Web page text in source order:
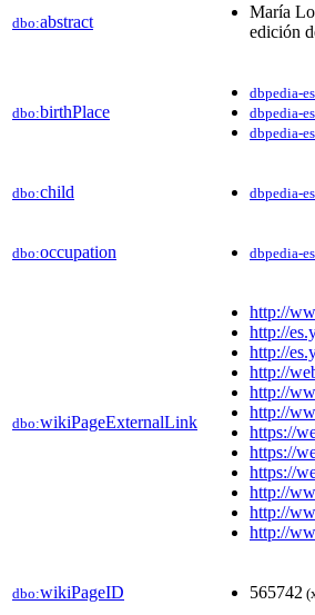
dbo:abstract
María
edición
dbo:birthPlace
dbpedia-es
dbpedia-es
dbpedia-es
dbo:child dbpedia-es
dbo:occupation dbpedia-es
dbo:wikiPageExternalLink
http://
http://
http://
http://
http://
http://
https://
https://
https://
http://
http://
http://
dbo:wikiPageID 565742